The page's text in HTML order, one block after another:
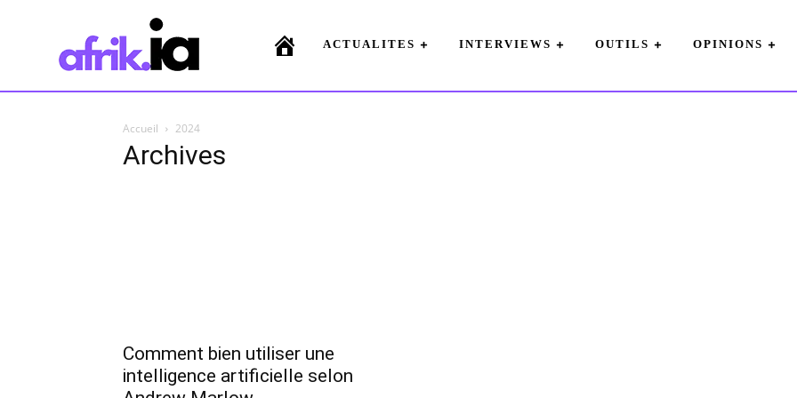
ACTUALITES INTERVIEWS OUTILS OPINIONS
Accueil 2024
Archives
Comment bien utiliser une
intelligence artificielle selon